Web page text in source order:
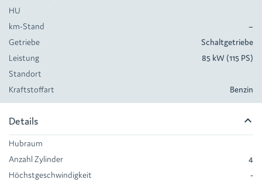
HU
km-Stand
–
Getriebe
Schaltgetriebe
Leistung
85 kW (115 PS)
Standort
Kraftstoffart
Benzin
Details keyboard_arrow_up
Hubraum
Anzahl Zylinder
4
Höchstgeschwindigkeit
-